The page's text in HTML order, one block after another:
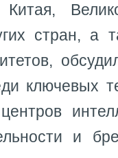
стран, а
ключевых
и